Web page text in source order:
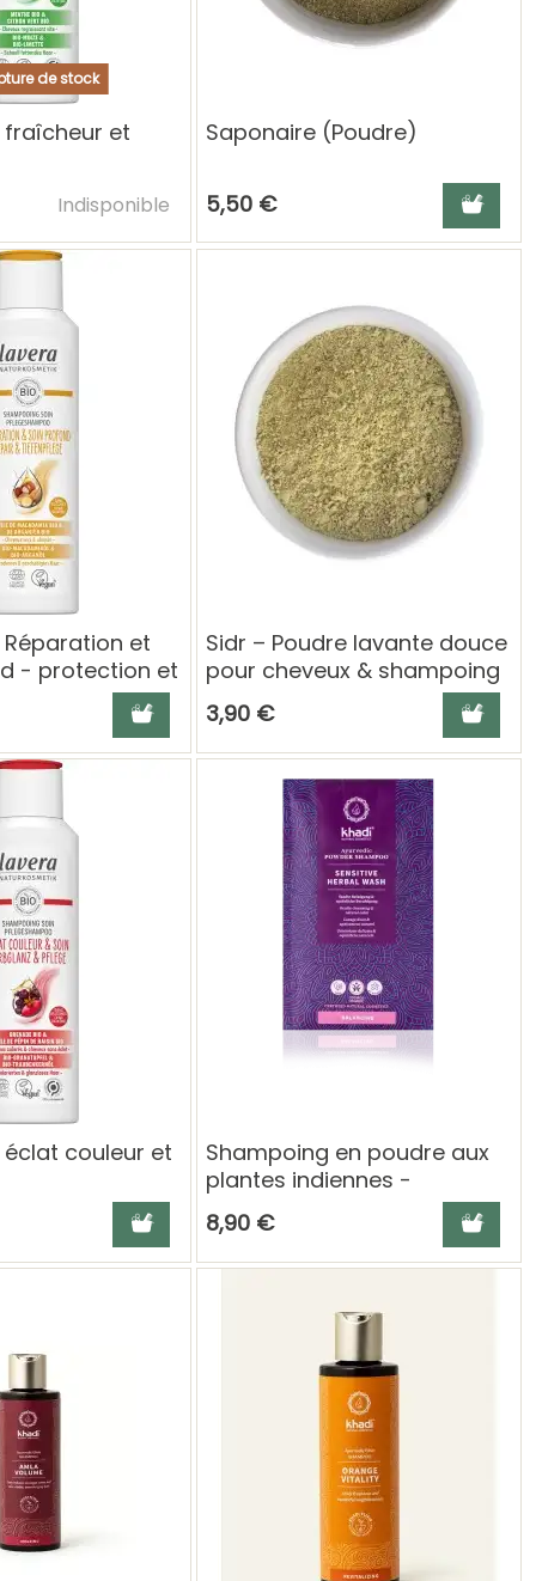
de stock
et
Indisponible
Ajouter au panier
Saponaire (Poudre)
5,50 € Ajouter
et
- protection et
Ajouter au panier
Sidr – Poudre lavante douce
pour cheveux & shampoing
végétal - 100gr
3,90 € Ajouter
couleur et
Ajouter au panier
Shampoing en poudre aux
plantes indiennes -
Sensitive Herbal Wash -
Khadi
8,90 € Ajouter